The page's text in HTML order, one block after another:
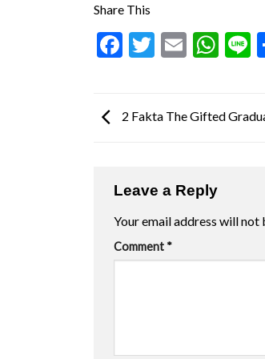
Share This
Facebook
Twitter
Email
2 Fakta The Gifted
Leave a Reply
Your email address will not
Comment *